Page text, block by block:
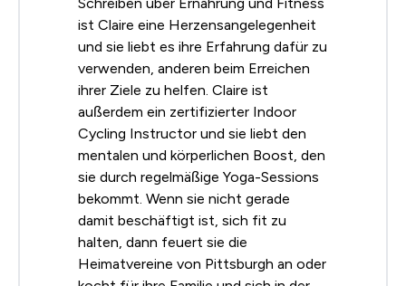
ist Claire eine Herzensangelegenheit
und sie liebt es ihre Erfahrung dafür zu
verwenden, anderen beim Erreichen
ihrer Ziele zu helfen. Claire ist
außerdem ein zertifizierter Indoor
Cycling Instructor und sie liebt den
mentalen und körperlichen Boost, den
sie durch regelmäßige Yoga-Sessions
bekommt. Wenn sie nicht gerade
damit beschäftigt ist, sich fit zu
halten, dann feuert sie die
Heimatvereine von Pittsburgh an oder